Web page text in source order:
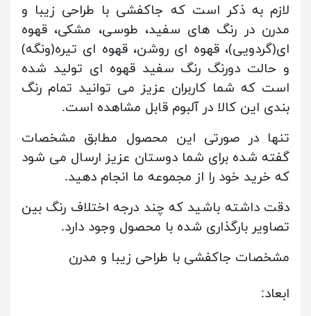
لازم به ذکر است که جاکفشی با طراحی زیبا و
مدرن در رنگ های سفید، طوسی، مشکی، قهوه
ای(گردویی)، قهوه ای روشن، قهوه ای تیره(ونگه)
و حالت دورنگ رنگ سفید قهوه ای تولید شده
است که شما کاربران عزیز می توانید تمام رنگ
بندی این کالا در آلبوم قابل مشاهده است.
تنها در صورتی این محصول مطابق مشخصات
گفته شده برای شما دوستان عزیز ارسال می شود
که خرید خود را از مجموعه ما انجام دهید.
دقت داشته باشید که چند درجه اختلاف رنگ بین
تصاویر بارگذاری شده با محصول وجود دارد.
مشخصات جاکفشی با طراحی زیبا و مدرن
ابعاد: